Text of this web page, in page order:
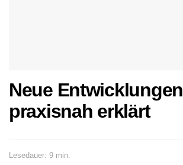
Neue Entwicklungen
praxisnah erklärt
Lesedauer: 9 min.